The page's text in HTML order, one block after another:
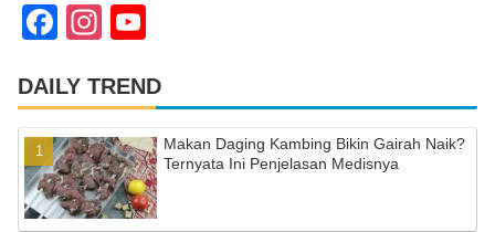
F
c
e
b
o
In
a
gr
a
m
u
T
u
b
DAILY TREND
Makan Daging Kambing Bikin Gairah Naik?
Ternyata Ini Penjelasan Medisnya